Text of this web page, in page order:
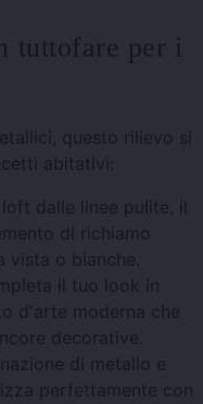
tuttofare per i
questo rilievo si
abitativi:
dalle linee pulite, il
di richiamo
vista o bianche.
il tuo look in
d'arte moderna che
decorative.
di metallo e
perfettamente con